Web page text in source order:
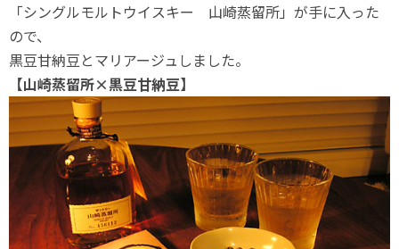
「シングルモルトウイスキー 山崎蒸留所」が手に入った
ので、
黒豆甘納豆とマリアージュしました。
【山崎蒸留所×黒豆甘納豆】